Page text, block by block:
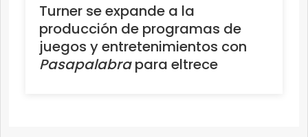
Turner se expande a la
producción de programas de
juegos y entretenimientos con
Pasapalabrapara eltrece